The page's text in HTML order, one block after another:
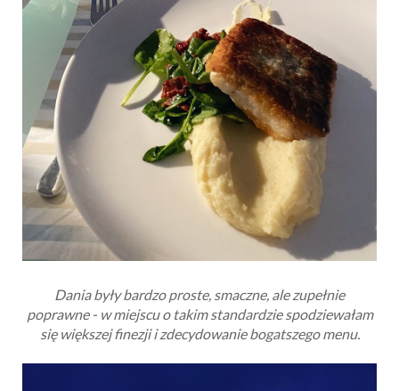
Dania były bardzo proste, smaczne, ale zupełnie
poprawne - w miejscu o takim standardzie spodziewałam
się większej finezji i zdecydowanie bogatszego menu.